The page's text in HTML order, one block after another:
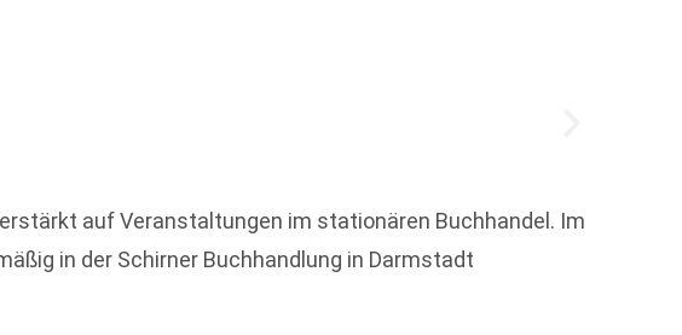
auf Veranstaltungen im stationären Buchhandel. Im
in der Schirner Buchhandlung in Darmstadt